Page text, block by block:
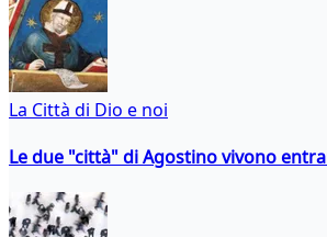
La Città di Dio e noi
Le due "città" di Agostino vivono